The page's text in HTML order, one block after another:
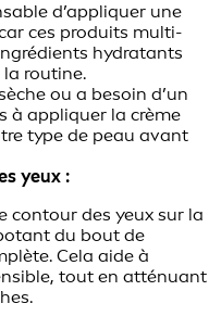
d’appliquer une
ces produits multi-
hydratants
routine.
ou a besoin d’un
à appliquer la crème
type de peau avant
yeux :
contour des yeux sur la
du bout de
Cela aide à
tout en atténuant